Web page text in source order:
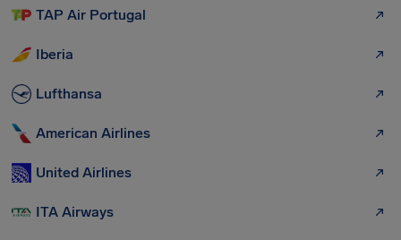
TAP Air Portugal
Iberia
Lufthansa
American Airlines
United Airlines
ITA Airways